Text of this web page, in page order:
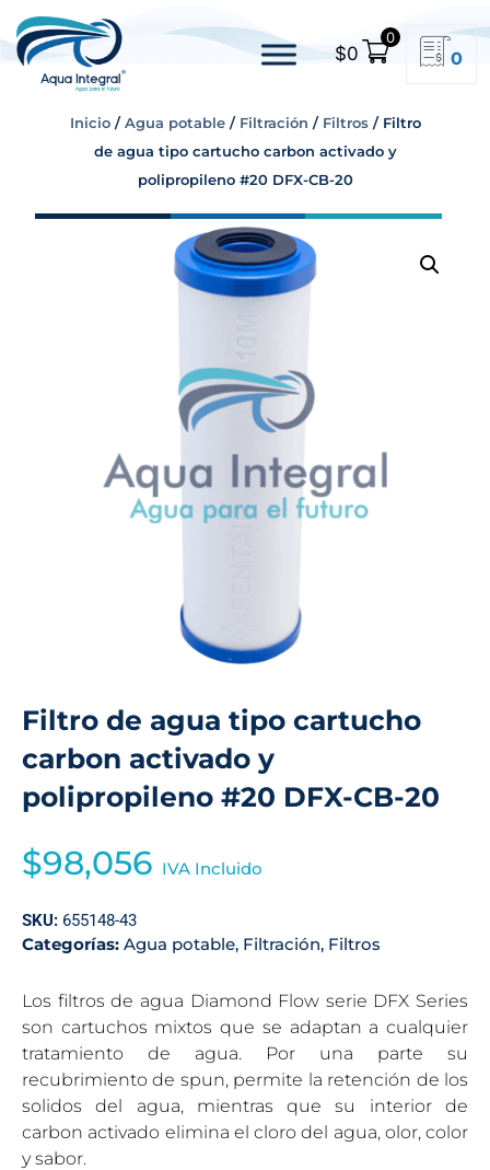
$0
0
0
Inicio/Agua potable/ Filtración / Filtros/ Filtro
de agua tipo cartucho carbon activado y
polipropileno #20 DFX-CB-20
Filtro de agua tipo cartucho
carbon activado y
polipropileno #20 DFX-CB-20
$98,056 IVA Incluido
SKU: 655148-43
Categorías: Agua potable, Filtración, Filtros
Los filtros de agua Diamond Flow serie DFX Series
son cartuchos mixtos que se adaptan a cualquier
tratamiento de agua. Por una parte su
recubrimiento de spun, permite la retención de los
solidos del agua, mientras que su interior de
carbon activado elimina el cloro del agua, olor, color
y sabor.